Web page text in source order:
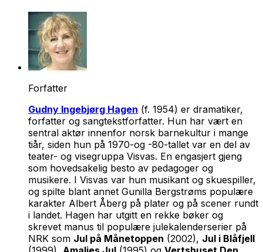
Forfatter
Gudny Ingebjørg Hagen (f. 1954) er dramatiker,
forfatter og sangtekstforfatter. Hun har vært en
sentral aktør innenfor norsk barnekultur i mange
tiår, siden hun på 1970-og -80-tallet var en del av
teater- og visegruppa Visvas. En engasjert gjeng
som hovedsakelig besto av pedagoger og
musikere. I Visvas var hun musikant og skuespiller,
og spilte blant annet Gunilla Bergstrøms populære
karakter Albert Åberg på plater og på scener rundt
i landet. Hagen har utgitt en rekke bøker og
skrevet manus til populære julekalenderserier på
NRK som Jul på Månetoppen (2002), Jul i Blåfjell